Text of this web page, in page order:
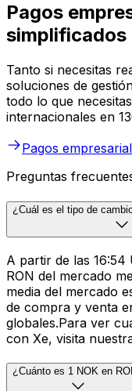
Pagos
simplificados
Tanto si necesitas
soluciones de
todo lo que
internacionales en
Pagos
Preguntas
¿Cuál es el tipo de
A partir de las 16:54
RON del mercado
media del mercado
de compra y venta
globales.Para ver
con Xe, visita
¿Cuánto es 1 NOK en